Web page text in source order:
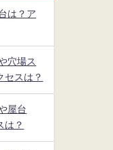
は？ア
穴場ス
セスは？
屋台
は？